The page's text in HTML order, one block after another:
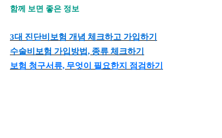
함께 보면 좋은 정보
3대 진단비보험 개념 체크하고 가입하기
수술비보험 가입방법, 종류 체크하기
보험 청구서류, 무엇이 필요한지 점검하기